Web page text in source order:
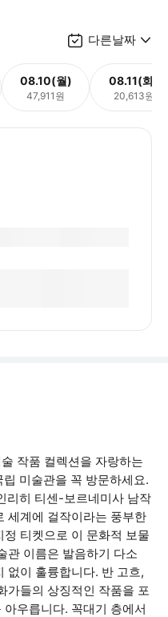
다른날짜
08.10(월)
47,911원
08.11(화)
20,613원
작품 컬렉션을 자랑하는
미술관을 꼭 방문하세요.
리히 티센-보르네미사 남작
세계에 걸작이라는 풍부한
티켓으로 이 문화적 보물
관 이름은 발음하기 다소
없이 훌륭합니다. 반 고흐,
가들의 상징적인 작품을 포
우릅니다. 꼭대기 층에서